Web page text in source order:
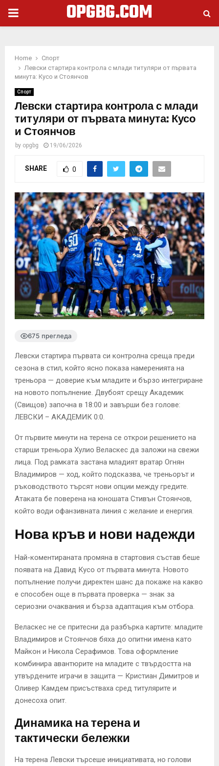
PRIMARY
OPGBG.COM
Home
Спорт
Левски стартира контрола с млади титуляри от първата
минута: Кусо и Стоянчов
Спорт
Левски стартира контрола с млади
титуляри от първата минута: Кусо
и Стоянчов
by opgbg 19/06/2026
SHARE 0
675 прегледа
Левски стартира първата си контролна среща преди
сезона в стил, който ясно показа намеренията на
треньора — доверие към младите и бързо интегриране
на новото попълнение. Двубоят срещу Академик
(Свищов) започна в 18:00 и завърши без голове:
ЛЕВСКИ – АКАДЕМИК 0:0.
От първите минути на терена се открои решението на
старши треньора Хулио Веласкес да заложи на свежи
лица. Под рамката застана младият вратар Огнян
Владимиров — ход, който подсказва, че треньорът и
ръководството търсят нови опции между гредите.
Атаката бе поверена на юношата Стивън Стоянчов,
който води офанзивната линия с желание и енергия.
Нова кръв и нови надежди
Най-коментираната промяна в стартовия състав беше
появата на Давид Кусо от първата минута. Новото
попълнение получи директен шанс да покаже на какво
е способен още в първата проверка — знак за
сериозни очаквания и бърза адаптация към отбора.
Веласкес не се притесни да разбърка картите: младите
Владимиров и Стоянчов бяха до опитни имена като
Майкон и Никола Серафимов. Това оформление
комбинира авантюрите на младите с твърдостта на
утвърдените играчи в защита — Кристиан Димитров и
Оливер Камдем присъстваха сред титулярите и
донесоха опит.
Динамика на терена и
тактически бележки
На терена Левски търсеше инициативата, но голови